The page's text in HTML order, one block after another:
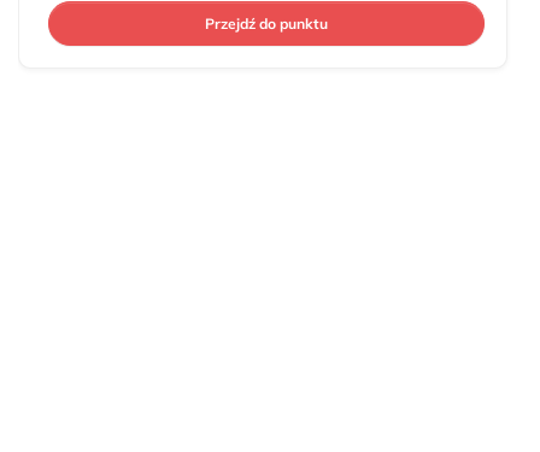
Przejdź do punktu